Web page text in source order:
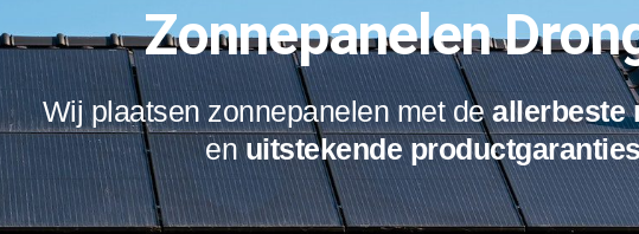
Zonnepanelen
Wij plaatsen zonnepanelen met deallerbeste
enuitstekende